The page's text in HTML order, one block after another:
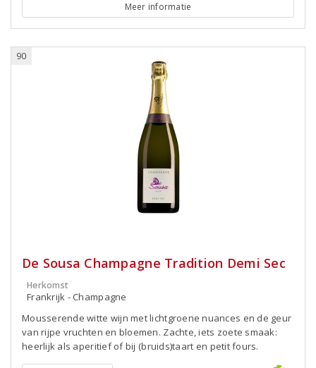
Meer informatie
90
De Sousa Champagne Tradition Demi Sec
Herkomst
Frankrijk - Champagne
Mousserende witte wijn met lichtgroene nuances en de geur
van rijpe vruchten en bloemen. Zachte, iets zoete smaak:
heerlijk als aperitief of bij (bruids)taart en petit fours.